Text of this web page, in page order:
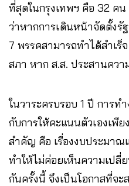
ที่สุดในกรุงเทพฯ คือ 32 ค
ว่าหากการเดินหน้าจัดตั้งรั
7 พรรคสามารถทำได้สำเร็
สภา หาก ส.ส. ประสานควา
ในวาระครบรอบ 1 ปี การท
กับการให้คะแนนตัวเองเพีย
สำคัญ คือ เรื่องงบประมา
ทำให้ไม่ค่อยเห็นความเปลี่
กันครั้งนี้ จึงเป็นโอกาสที่จะ